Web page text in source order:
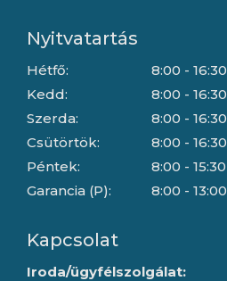
Nyitvatartás
Hétfő:
Kedd:
Szerda:
Csütörtök:
Péntek:
Garancia (P):
8:00 - 16:30
8:00 - 16:30
8:00 - 16:30
8:00 - 16:30
8:00 - 15:30
8:00 - 13:00
Kapcsolat
Iroda/ügyfélszolgálat: